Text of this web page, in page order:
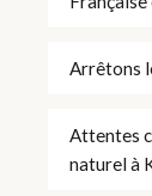
Arrêtons
Attentes
naturel à